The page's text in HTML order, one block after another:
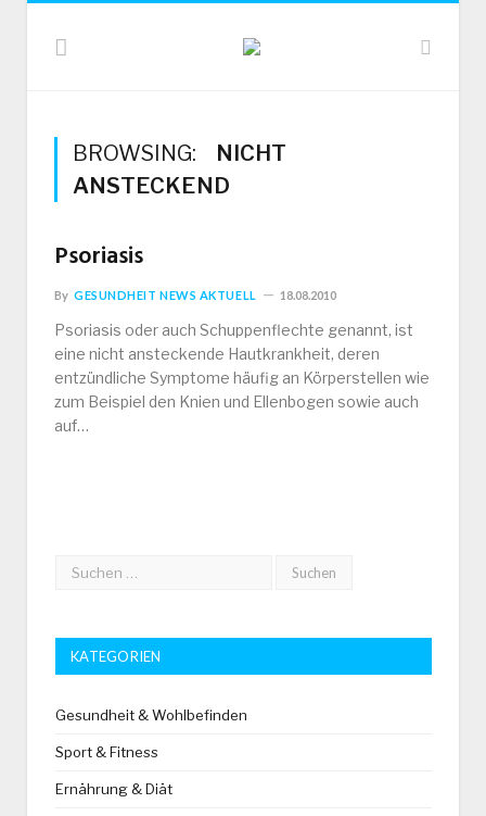
BROWSING:
NICHT
ANSTECKEND
Psoriasis
By GESUNDHEIT NEWS AKTUELL 18.08.2010
Psoriasis oder auch Schuppenflechte genannt, ist
eine nicht ansteckende Hautkrankheit, deren
entzündliche Symptome häufig an Körperstellen wie
zum Beispiel den Knien und Ellenbogen sowie auch
auf…
KATEGORIEN
Gesundheit & Wohlbefinden
Sport & Fitness
Ernährung & Diät